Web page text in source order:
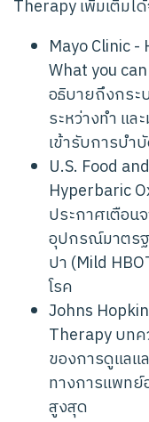
Therapy เพิ่มเติม
Mayo Clinic
What you
อธิบายถึงกระ
ระหว่างทำ แ
เข้ารับการบำ
U.S. Food
Hyperbaric
ประกาศเตือน
อุปกรณ์มาตร
ปา (Mild
โรค
Johns
Therapyบท
ของการดูแลแ
ทางการแพทย์
สูงสุด